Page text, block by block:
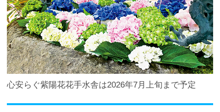
心安らぐ紫陽花花手水舎は2026年7月上旬まで予定